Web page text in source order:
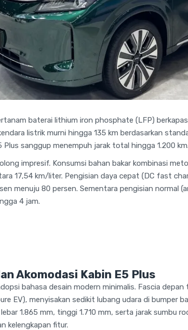
baterai lithium iron phosphate (LFP)
listrik murni hingga 135 km berdasarkan
sanggup menempuh jarak total hingga 1.200 km.
impresif. Konsumsi bahan bakar kombinasi
17,54 km/liter. Pengisian daya cepat (DC fast
menuju 80 persen. Sementara pengisian normal
4 jam.
Akomodasi Kabin E5 Plus
bahasa desain modern minimalis. Fascia
EV), menyisakan sedikit lubang udara di bumper
1.865 mm, tinggi 1.710 mm, serta jarak sumbu
kelengkapan fitur.